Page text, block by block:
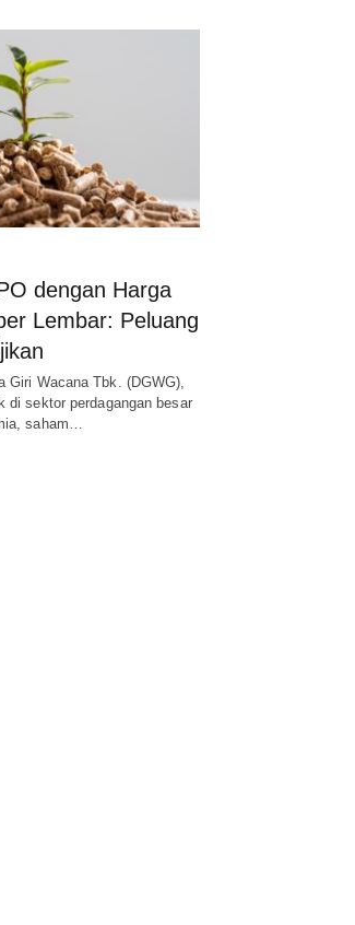
dengan Harga
Lembar: Peluang
Giri Wacana Tbk. (DGWG),
di sektor perdagangan besar
saham…